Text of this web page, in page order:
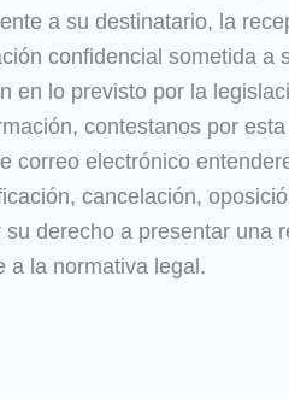
a su destinatario, la
confidencial sometida a
en lo previsto por la
contestanos por
correo electrónico
cancelación,
derecho a presentar una
a la normativa legal.